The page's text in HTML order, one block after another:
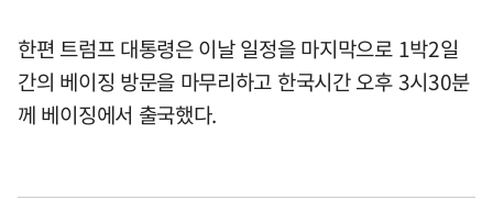
한편 트럼프 대통령은 이날 일정을 마지막으로 1박2일
간의 베이징 방문을 마무리하고 한국시간 오후 3시30분
께 베이징에서 출국했다.